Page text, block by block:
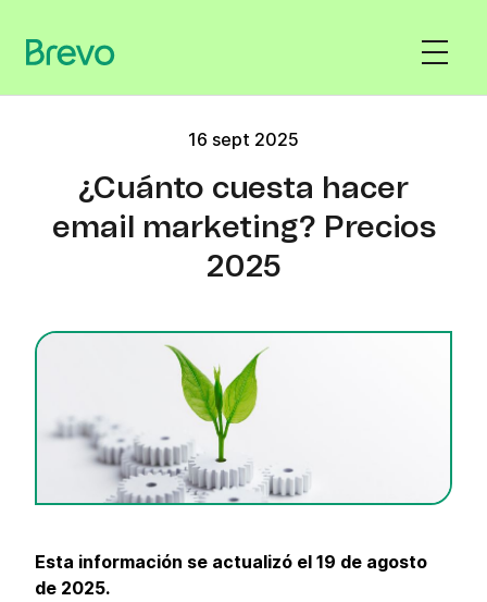
16 sept 2025
¿Cuánto cuesta hacer
email marketing? Precios
2025
Esta información se actualizó el 19 de agosto
de 2025.